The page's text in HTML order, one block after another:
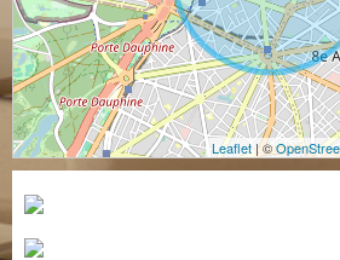
Leaflet| ©